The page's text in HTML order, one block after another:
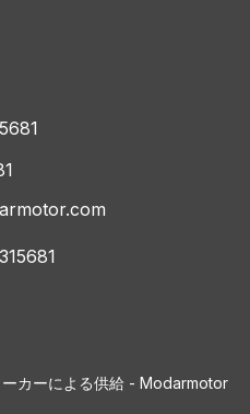
ーカーによる供給 - Modarmotor